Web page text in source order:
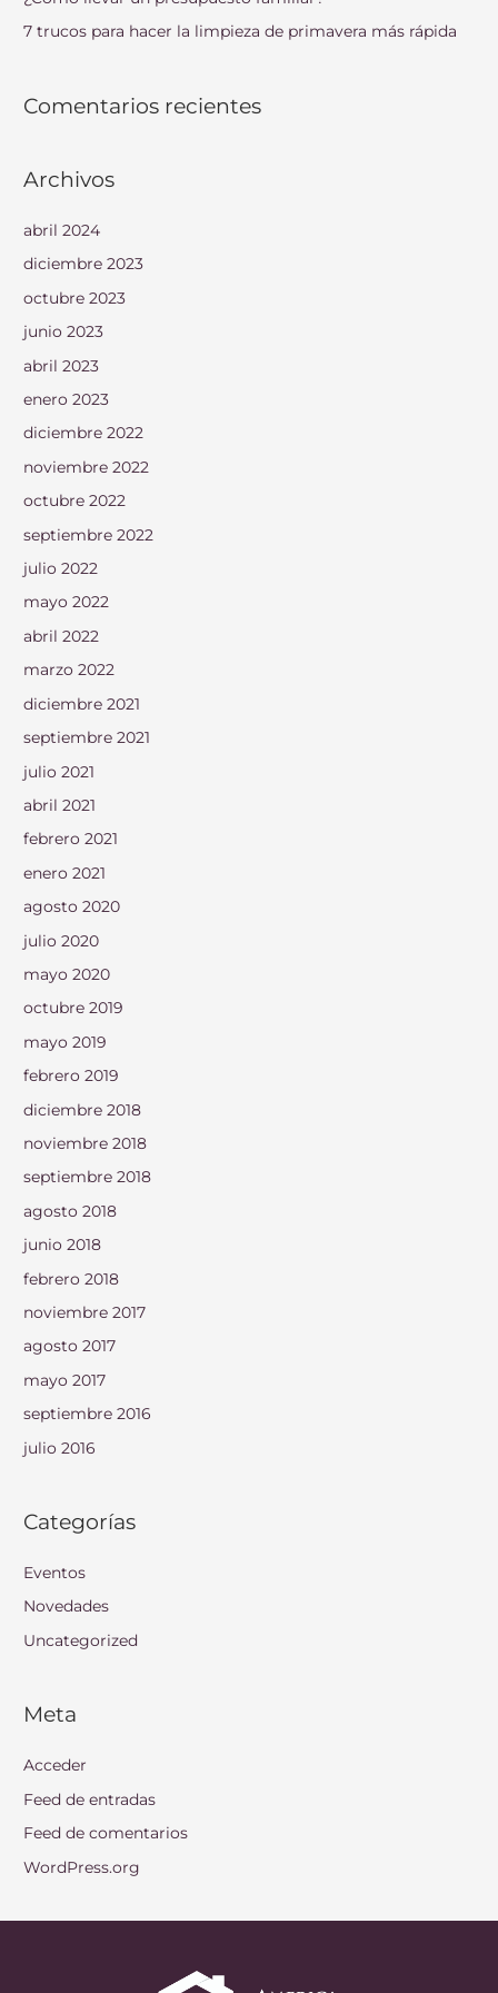
:
7 trucos para hacer la limpieza de primavera más rápida
Comentarios recientes
Archivos
abril 2024
diciembre 2023
octubre 2023
junio 2023
abril 2023
enero 2023
diciembre 2022
noviembre 2022
octubre 2022
septiembre 2022
julio 2022
mayo 2022
abril 2022
marzo 2022
diciembre 2021
septiembre 2021
julio 2021
abril 2021
febrero 2021
enero 2021
agosto 2020
julio 2020
mayo 2020
octubre 2019
mayo 2019
febrero 2019
diciembre 2018
noviembre 2018
septiembre 2018
agosto 2018
junio 2018
febrero 2018
noviembre 2017
agosto 2017
mayo 2017
septiembre 2016
julio 2016
Categorías
Eventos
Novedades
Uncategorized
Meta
Acceder
Feed de entradas
Feed de comentarios
WordPress.org